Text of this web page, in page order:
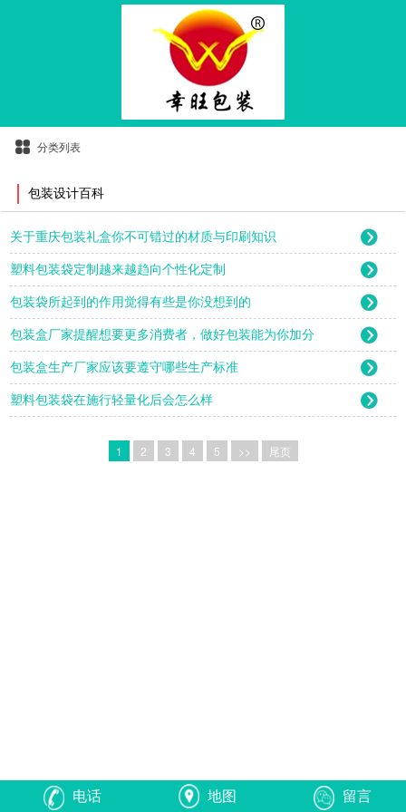
分类列表
包装设计百科
关于重庆包装礼盒你不可错过的材质与印刷知识
塑料包装袋定制越来越趋向个性化定制
包装袋所起到的作用觉得有些是你没想到的
包装盒厂家提醒想要更多消费者，做好包装能为你加分
包装盒生产厂家应该要遵守哪些生产标准
塑料包装袋在施行轻量化后会怎么样
1 2 3 4 5 >> 尾页
电话 地图 留言